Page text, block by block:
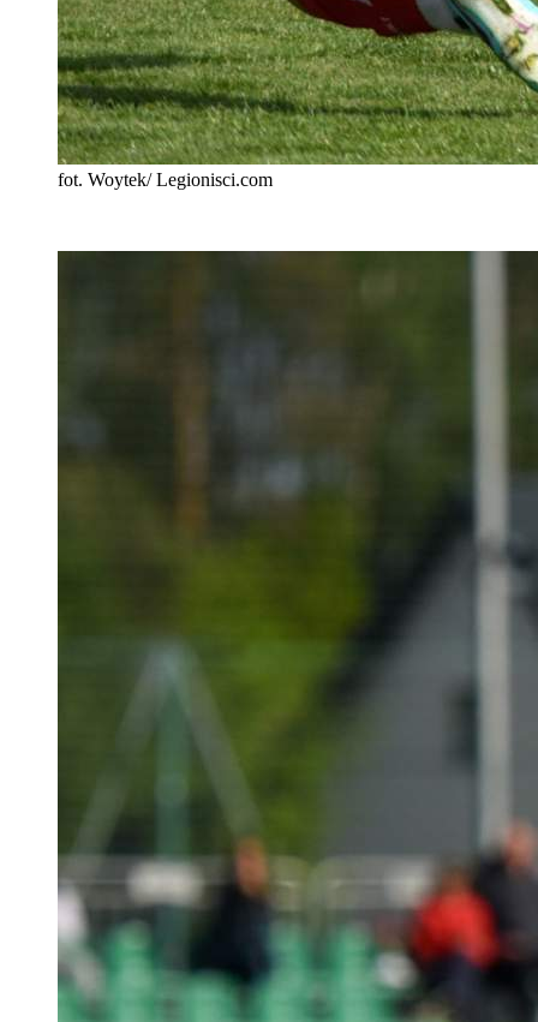
fot. Woytek/ Legionisci.com